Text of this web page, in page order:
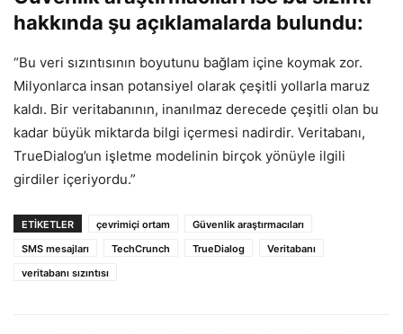
hakkında şu açıklamalarda bulundu:
“Bu veri sızıntısının boyutunu bağlam içine koymak zor.
Milyonlarca insan potansiyel olarak çeşitli yollarla maruz
kaldı. Bir veritabanının, inanılmaz derecede çeşitli olan bu
kadar büyük miktarda bilgi içermesi nadirdir. Veritabanı,
TrueDialog’un işletme modelinin birçok yönüyle ilgili
girdiler içeriyordu.”
ETIKETLER çevrimiçi ortam
Güvenlik araştırmacıları
SMS mesajları
TechCrunch TrueDialog
Veritabanı
veritabanı sızıntısı